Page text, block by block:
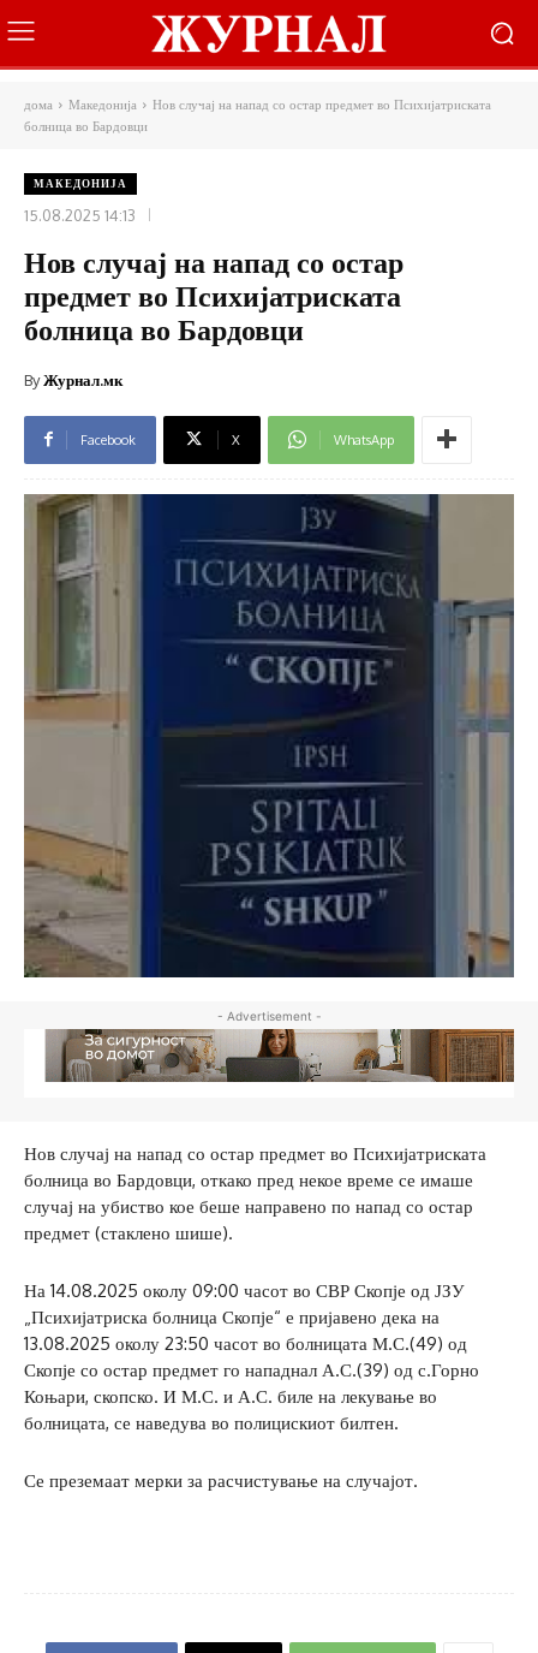
дома Македонија
Нов случај на напад со остар предмет во Психијатриската
болница во Бардовци
МАКЕДОНИЈА
15.08.2025 14:13
Нов случај на напад со остар
предмет во Психијатриската
болница во Бардовци
ByЖурнал.мк
Facebook X WhatsApp
- Advertisement -
Нов случај на напад со остар предмет во Психијатриската
болница во Бардовци, откако пред некое време се имаше
случај на убиство кое беше направено по напад со остар
предмет (стаклено шише).
На 14.08.2025 околу 09:00 часот во СВР Скопје од ЈЗУ
„Психијатриска болница Скопје“ е пријавено дека на
13.08.2025 околу 23:50 часот во болницата М.С.(49) од
Скопје со остар предмет го нападнал А.С.(39) од с.Горно
Коњари, скопско. И М.С. и А.С. биле на лекување во
болницата, се наведува во полицискиот билтен.
Се преземаат мерки за расчистување на случајот.